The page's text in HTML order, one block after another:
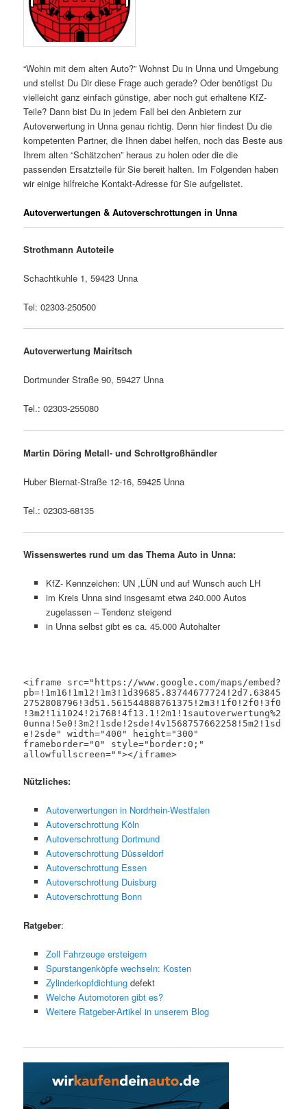
“Wohin mit dem alten Auto?” Wohnst Du in Unna und Umgebung
und stellst Du Dir diese Frage auch gerade? Oder benötigst Du
vielleicht ganz einfach günstige, aber noch gut erhaltene KfZ-
Teile? Dann bist Du in jedem Fall bei den Anbietern zur
Autoverwertung in Unna genau richtig. Denn hier findest Du die
kompetenten Partner, die Ihnen dabei helfen, noch das Beste aus
Ihrem alten “Schätzchen” heraus zu holen oder die die
passenden Ersatzteile für Sie bereit halten. Im Folgenden haben
wir einige hilfreiche Kontakt-Adresse für Sie aufgelistet.
Autoverwertungen & Autoverschrottungen in Unna
Strothmann Autoteile
Schachtkuhle 1, 59423 Unna
Tel: 02303-250500
Autoverwertung Mairitsch
Dortmunder Straße 90, 59427 Unna
Tel.: 02303-255080
Martin Döring Metall- und Schrottgroßhändler
Huber Biernat-Straße 12-16, 59425 Unna
Tel.: 02303-68135
Wissenswertes rund um das Thema Auto in Unna:
KfZ- Kennzeichen: UN ,LÜN und auf Wunsch auch LH
im Kreis Unna sind insgesamt etwa 240.000 Autos
zugelassen – Tendenz steigend
in Unna selbst gibt es ca. 45.000 Autohalter
<iframe src="https://www.google.com/maps/embed?
pb=!1m16!1m12!1m3!1d39685.83744677724!2d7.63845
2752808796!3d51.561544888761375!2m3!1f0!2f0!3f0
!3m2!1i1024!2i768!4f13.1!2m1!1sautoverwertung%2
0unna!5e0!3m2!1sde!2sde!4v1568757662258!5m2!1sd
e!2sde" width="400" height="300"
frameborder="0" style="border:0;"
allowfullscreen=""></iframe>
Nützliches:
Autoverwertungen in Nordrhein-Westfalen
Autoverschrottung Köln
Autoverschrottung Dortmund
Autoverschrottung Düsseldorf
Autoverschrottung Essen
Autoverschrottung Duisburg
Autoverschrottung Bonn
Ratgeber:
Zoll Fahrzeuge ersteigern
Spurstangenköpfe wechseln: Kosten
Zylinderkopfdichtungdefekt
Welche Automotoren gibt es?
Weitere Ratgeber-Artikel in unserem Blog